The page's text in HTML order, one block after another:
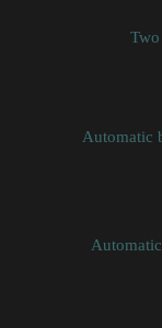
Automatic